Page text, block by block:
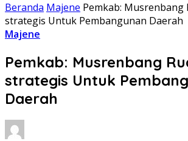
Beranda Majene Pemkab: Musrenbang
strategis Untuk Pembangunan Daerah
Majene
Pemkab: Musrenbang
strategis Untuk
Daerah